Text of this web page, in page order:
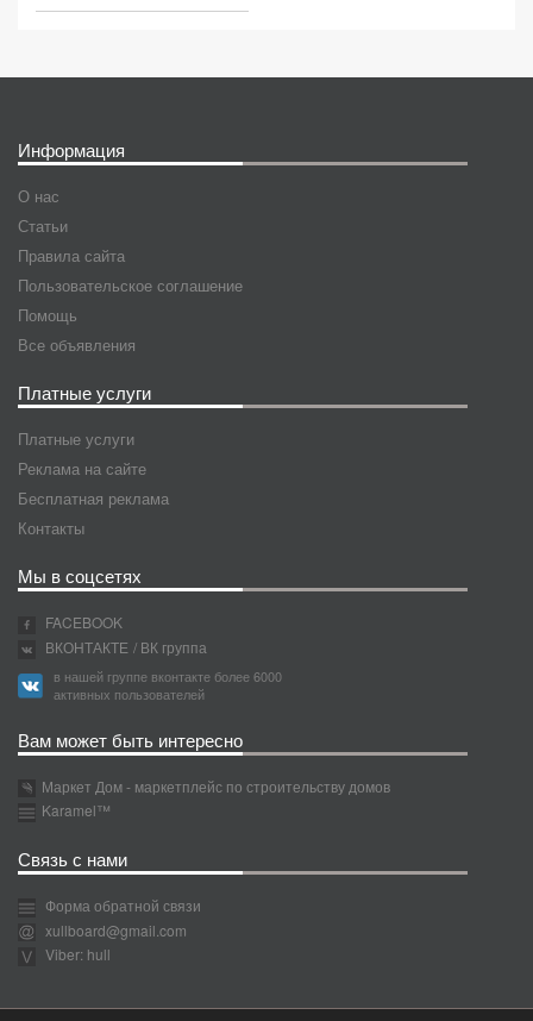
Информация
О нас
Статьи
Правила сайта
Пользовательское соглашение
Помощь
Все объявления
Платные услуги
Платные услуги
Реклама на сайте
Бесплатная реклама
Контакты
Мы в соцсетях
FACEBOOK
ВКОНТАКТЕ / ВК группа
в нашей группе вконтакте более 6000
активных пользователей
Вам может быть интересно
Маркет Дом - маркетплейс по строительству домов
Karamel™
Связь с нами
Форма обратной связи
xullboard@gmail.com
Viber: hull